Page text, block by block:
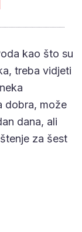
kao što su
treba vidjeti
dobra, može
dana, ali
za šest